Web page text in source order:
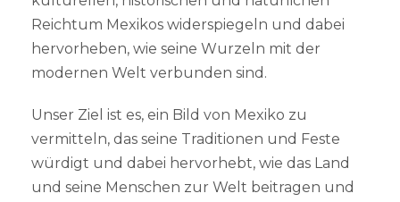
Reichtum Mexikos widerspiegeln und dabei
hervorheben, wie seine Wurzeln mit der
modernen Welt verbunden sind.
Unser Ziel ist es, ein Bild von Mexiko zu
vermitteln, das seine Traditionen und Feste
würdigt und dabei hervorhebt, wie das Land
und seine Menschen zur Welt beitragen und